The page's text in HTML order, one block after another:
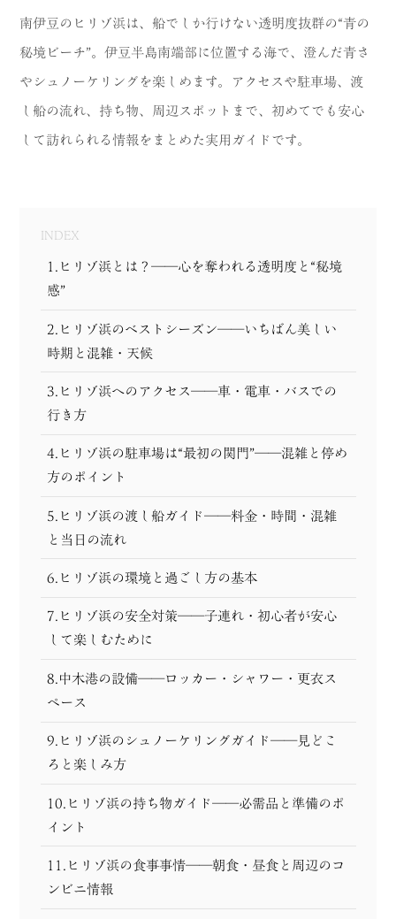
神社仏閣 食
人 洞窟・島
体験 宿
ABOUT
EVENT
ACCESS
COLUMN
南伊豆のヒリゾ浜は、船でしか行けない透明度抜群の“青の
秘境ビーチ”。伊豆半島南端部に位置する海で、澄んだ青さ
やシュノーケリングを楽しめます。アクセスや駐車場、渡
し船の流れ、持ち物、周辺スポットまで、初めてでも安心
して訪れられる情報をまとめた実用ガイドです。
INDEX
1.ヒリゾ浜とは？──心を奪われる透明度と“秘境
感”
2.ヒリゾ浜のベストシーズン──いちばん美しい
時期と混雑・天候
3.ヒリゾ浜へのアクセス──車・電車・バスでの
行き方
4.ヒリゾ浜の駐車場は“最初の関門”──混雑と停め
方のポイント
5.ヒリゾ浜の渡し船ガイド──料金・時間・混雑
と当日の流れ
6.ヒリゾ浜の環境と過ごし方の基本
7.ヒリゾ浜の安全対策──子連れ・初心者が安心
して楽しむために
8.中木港の設備──ロッカー・シャワー・更衣ス
ペース
9.ヒリゾ浜のシュノーケリングガイド──見どこ
ろと楽しみ方
10.ヒリゾ浜の持ち物ガイド──必需品と準備のポ
イント
11.ヒリゾ浜の食事事情──朝食・昼食と周辺のコ
ンビニ情報